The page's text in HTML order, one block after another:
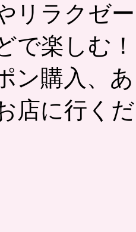
リラクゼ
で楽しむ
ン購入、
店に行く